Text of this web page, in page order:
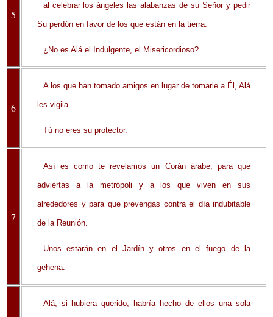
5
al celebrar los ángeles las alabanzas de su Señor y pedir
Su perdón en favor de los que están en la tierra.
¿No es Alá el Indulgente, el Misericordioso?
6
A los que han tomado amigos en lugar de tomarle a Él, Alá
les vigila.
Tú no eres su protector.
7
Así es como te revelamos un Corán árabe, para que
adviertas a la metrópoli y a los que viven en sus
alrededores y para que prevengas contra el día indubitable
de la Reunión.
Unos estarán en el Jardín y otros en el fuego de la
gehena.
Alá, si hubiera querido, habría hecho de ellos una sola